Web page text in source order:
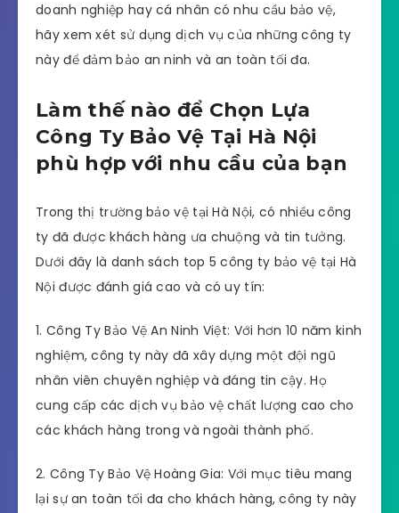
doanh nghiệp hay cá nhân có nhu cầu bảo vệ,
hãy xem xét sử dụng dịch vụ của những công ty
này để đảm bảo an ninh và an toàn tối đa.
Làm thế nào để Chọn Lựa
Công Ty Bảo Vệ Tại Hà Nội
phù hợp với nhu cầu của bạn
Trong thị trường bảo vệ tại Hà Nội, có nhiều công
ty đã được khách hàng ưa chuộng và tin tưởng.
Dưới đây là danh sách top 5 công ty bảo vệ tại Hà
Nội được đánh giá cao và có uy tín:
1. Công Ty Bảo Vệ An Ninh Việt: Với hơn 10 năm kinh
nghiệm, công ty này đã xây dựng một đội ngũ
nhân viên chuyên nghiệp và đáng tin cậy. Họ
cung cấp các dịch vụ bảo vệ chất lượng cao cho
các khách hàng trong và ngoài thành phố.
2. Công Ty Bảo Vệ Hoàng Gia: Với mục tiêu mang
lại sự an toàn tối đa cho khách hàng, công ty này